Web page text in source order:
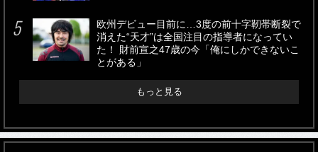
欧州デビュー目前に…3度の前十字靭帯断裂で
消えた“天才”は全国注目の指導者になってい
た！ 財前宣之47歳の今「俺にしかできないこ
とがある」
もっと見る